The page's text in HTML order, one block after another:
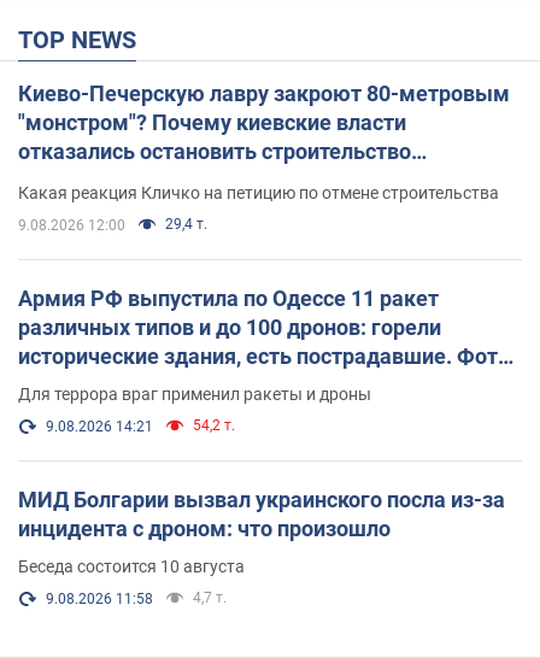
TOP NEWS
Киево-Печерскую лавру закроют 80-метровым
"монстром"? Почему киевские власти
отказались остановить строительство
Какая реакция Кличко на петицию по отмене строительства
9.08.2026 12:00 29,4 т.
Армия РФ выпустила по Одессе 11 ракет
различных типов и до 100 дронов: горели
исторические здания, есть пострадавшие. Фото
и видео
Для террора враг применил ракеты и дроны
9.08.2026 14:21 54,2 т.
МИД Болгарии вызвал украинского посла из-за
инцидента с дроном: что произошло
Беседа состоится 10 августа
9.08.2026 11:58 4,7 т.